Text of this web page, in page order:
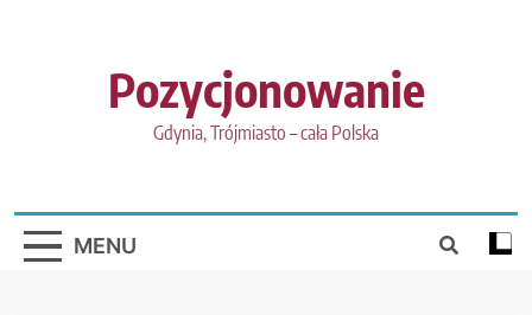
Pozycjonowanie
Gdynia, Trójmiasto – cała Polska
MENU